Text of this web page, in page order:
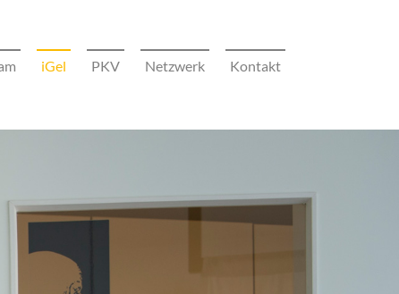
iGel (current)
PKV Netzwerk Kontakt